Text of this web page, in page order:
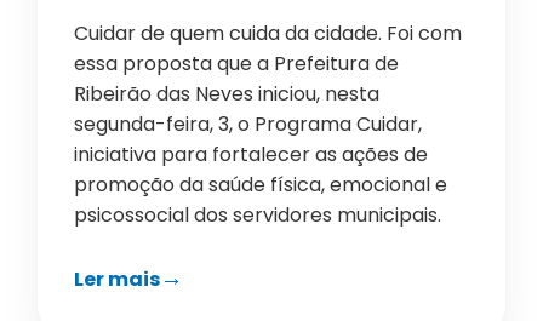
Cuidar de quem cuida da cidade. Foi com
essa proposta que a Prefeitura de
Ribeirão das Neves iniciou, nesta
segunda-feira, 3, o Programa Cuidar,
iniciativa para fortalecer as ações de
promoção da saúde física, emocional e
psicossocial dos servidores municipais.
Ler mais